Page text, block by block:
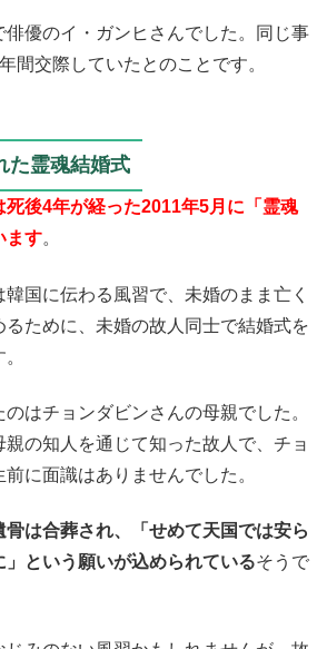
俳優のイ・ガンヒさんでした。同じ事
間交際していたとのことです。
た霊魂結婚式
死後4年が経った2011年5月に「霊魂
ます。
韓国に伝わる風習で、未婚のまま亡く
るために、未婚の故人同士で結婚式を
はチョンダビンさんの母親でした。
の知人を通じて知った故人で、チョ
に面識はありませんでした。
は合葬され、「せめて天国では安ら
という願いが込められているそうで